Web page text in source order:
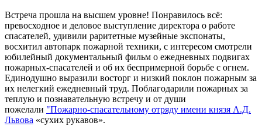
Встреча прошла на высшем уровне! Понравилось всё:
превосходное и деловое выступление директора о работе
спасателей, удивили раритетные музейные экспонаты,
восхитил автопарк пожарной техники, с интересом смотрели
юбилейный документальный фильм о ежедневных подвигах
пожарных-спасателей и об их беспримерной борьбе с огнем.
Единодушно выразили восторг и низкий поклон пожарным за
их нелегкий ежедневный труд. Поблагодарили пожарных за
теплую и познавательную встречу и от души
пожелали "Пожарно-спасательному отряду имени князя А.Д.
Львова «сухих рукавов».